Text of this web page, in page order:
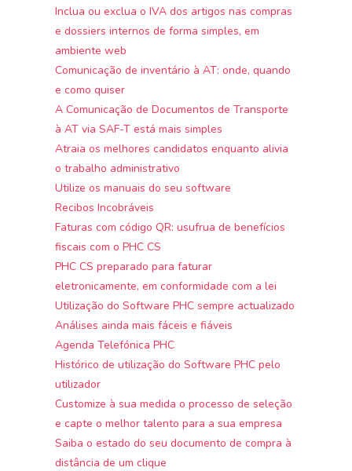
Inclua ou exclua o IVA dos artigos nas compras
e dossiers internos de forma simples, em
ambiente web
Comunicação de inventário à AT: onde, quando
e como quiser
A Comunicação de Documentos de Transporte
à AT via SAF-T está mais simples
Atraia os melhores candidatos enquanto alivia
o trabalho administrativo
Utilize os manuais do seu software
Recibos Incobráveis
Faturas com código QR: usufrua de benefícios
fiscais com o PHC CS
PHC CS preparado para faturar
eletronicamente, em conformidade com a lei
Utilização do Software PHC sempre actualizado
Análises ainda mais fáceis e fiáveis
Agenda Telefónica PHC
Histórico de utilização do Software PHC pelo
utilizador
Customize à sua medida o processo de seleção
e capte o melhor talento para a sua empresa
Saiba o estado do seu documento de compra à
distância de um clique